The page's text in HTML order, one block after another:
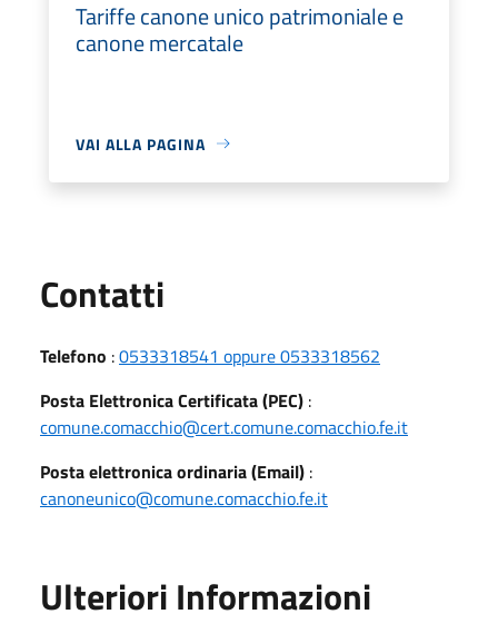
Tariffe canone unico patrimoniale e
canone mercatale
VAI ALLA PAGINA
Contatti
Telefono :0533318541 oppure 0533318562
Posta Elettronica Certificata (PEC) :
comune.comacchio@cert.comune.comacchio.fe.it
Posta elettronica ordinaria (Email) :
canoneunico@comune.comacchio.fe.it
Ulteriori Informazioni